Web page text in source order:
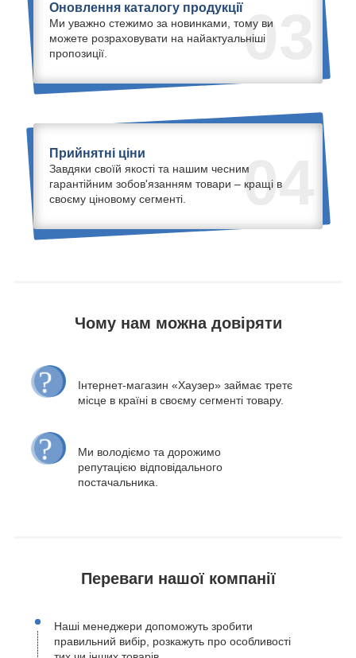
03
Оновлення каталогу продукції
Ми уважно стежимо за новинками, тому ви
можете розраховувати на найактуальніші
пропозиції.
04
Прийнятні ціни
Завдяки своїй якості та нашим чесним
гарантійним зобов'язанням товари – кращі в
своєму ціновому сегменті.
Чому нам можна довіряти
Інтернет-магазин «Хаузер» займає третє
місце в країні в своєму сегменті товару.
Ми володіємо та дорожимо
репутацією відповідального
постачальника.
Переваги нашої компанії
Наші менеджери допоможуть зробити
правильний вибір, розкажуть про особливості